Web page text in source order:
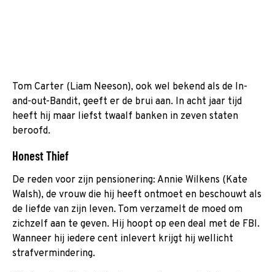
Tom Carter (Liam Neeson), ook wel bekend als de In-
and-out-Bandit, geeft er de brui aan. In acht jaar tijd
heeft hij maar liefst twaalf banken in zeven staten
beroofd.
Honest Thief
De reden voor zijn pensionering: Annie Wilkens (Kate
Walsh), de vrouw die hij heeft ontmoet en beschouwt als
de liefde van zijn leven. Tom verzamelt de moed om
zichzelf aan te geven. Hij hoopt op een deal met de FBI.
Wanneer hij iedere cent inlevert krijgt hij wellicht
strafvermindering.